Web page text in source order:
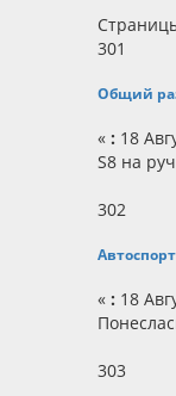
301
Общий
«: 18
S8 на
302
Автоспорт
«: 18
303